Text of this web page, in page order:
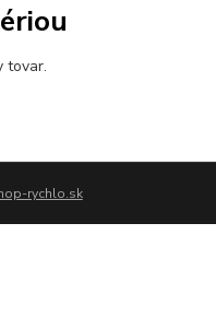
tovar.
rychlo.sk